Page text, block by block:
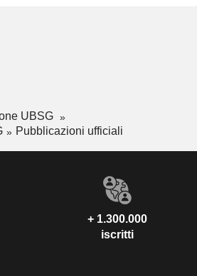
UBSG
Pubblicazioni ufficiali
+ 1.300.000
iscritti